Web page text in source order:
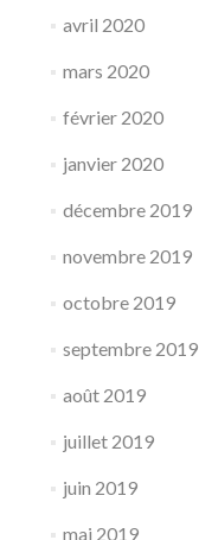
avril 2020
mars 2020
février 2020
janvier 2020
décembre 2019
novembre 2019
octobre 2019
septembre 2019
août 2019
juillet 2019
juin 2019
mai 2019